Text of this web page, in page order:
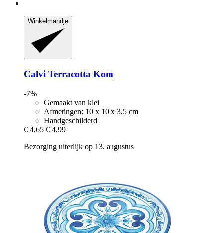
Winkelmandje
Calvi Terracotta Kom
-7%
Gemaakt van klei
Afmetingen: 10 x 10 x 3,5 cm
Handgeschilderd
€ 4,65 € 4,99
Bezorging uiterlijk op 13. augustus